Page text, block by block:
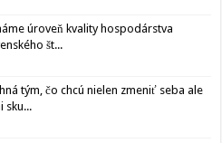
úroveň kvality hospodárstva
št...
tým, čo chcú nielen zmeniť seba ale
sku...